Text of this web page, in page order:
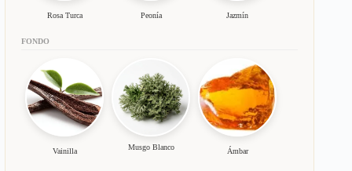
Rosa Turca Peonía Jazmín
FONDO
Vainilla Musgo Blanco Ámbar